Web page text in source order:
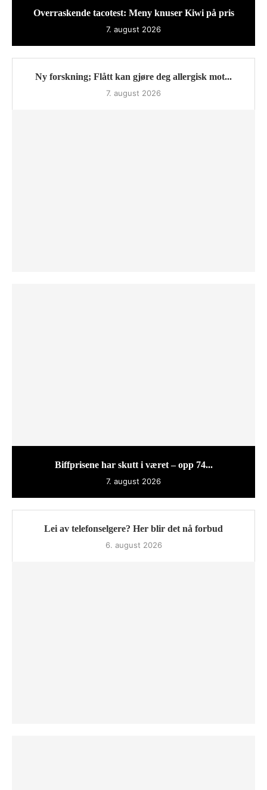
Overraskende tacotest: Meny knuser Kiwi på pris
7. august 2026
Ny forskning; Flått kan gjøre deg allergisk mot...
7. august 2026
Biffprisene har skutt i været – opp 74...
7. august 2026
Lei av telefonselgere? Her blir det nå forbud
6. august 2026